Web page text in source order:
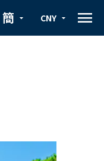
arrow_drop_down
簡 arrow_drop_down
CNY menu